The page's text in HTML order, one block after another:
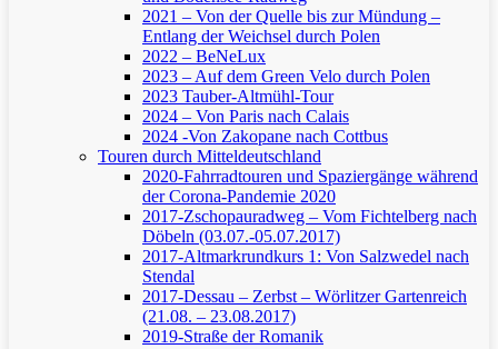
2021 – Von der Quelle bis zur Mündung –
Entlang der Weichsel durch Polen
2022 – BeNeLux
2023 – Auf dem Green Velo durch Polen
2023 Tauber-Altmühl-Tour
2024 – Von Paris nach Calais
2024 -Von Zakopane nach Cottbus
Touren durch Mitteldeutschland
2020-Fahrradtouren und Spaziergänge während
der Corona-Pandemie 2020
2017-Zschopauradweg – Vom Fichtelberg nach
Döbeln (03.07.-05.07.2017)
2017-Altmarkrundkurs 1: Von Salzwedel nach
Stendal
2017-Dessau – Zerbst – Wörlitzer Gartenreich
(21.08. – 23.08.2017)
2019-Straße der Romanik